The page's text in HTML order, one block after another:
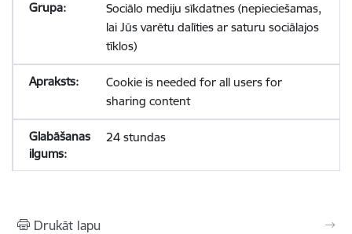
Sociālo mediju sīkdatnes (nepieciešamas,
lai Jūs varētu dalīties ar saturu sociālajos
tīklos)
Cookie is needed for all users for
sharing content
24 stundas
Drukāt lapu